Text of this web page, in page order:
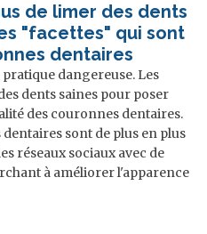
de limer des dents
"facettes" qui sont
dentaires
dangereuse. Les
dents saines pour poser
des couronnes dentaires.
sont de plus en plus
réseaux sociaux avec de
à améliorer l'apparence